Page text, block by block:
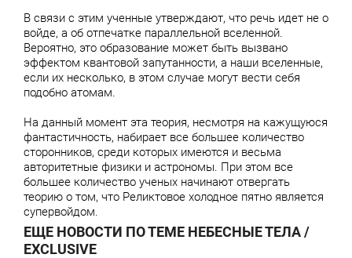
В связи с этим ученные утверждают, что речь идет не о
войде, а об отпечатке параллельной вселенной.
Вероятно, это образование может быть вызвано
эффектом квантовой запутанности, а наши вселенные,
если их несколько, в этом случае могут вести себя
подобно атомам.
На данный момент эта теория, несмотря на кажущуюся
фантастичность, набирает все большее количество
сторонников, среди которых имеются и весьма
авторитетные физики и астрономы. При этом все
большее количество ученых начинают отвергать
теорию о том, что Реликтовое холодное пятно является
супервойдом.
ЕЩЕ НОВОСТИ ПО ТЕМЕ НЕБЕСНЫЕ ТЕЛА /
EXCLUSIVE